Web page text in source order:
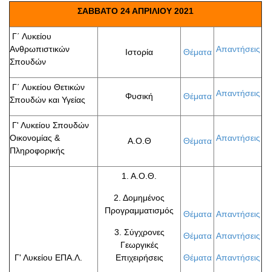
ΣΑΒΒΑΤΟ 24 ΑΠΡΙΛΙΟΥ 2021
Γ΄ Λυκείου
Ανθρωπιστικών
Σπουδών
Ιστορία Θέματα Απαντήσεις
Γ΄ Λυκείου Θετικών
Σπουδών και Υγείας
Φυσική Θέματα Απαντήσεις
Γ' Λυκείου Σπουδών
Οικονομίας &
Πληροφορικής
Α.Ο.Θ Θέματα Απαντήσεις
Γ' Λυκείου ΕΠΑ.Λ.
1. Α.Ο.Θ.
2. Δομημένος
Προγραμματισμός
3. Σύγχρονες
Γεωργικές
Επιχειρήσεις
Θέματα
Θέματα
Θέματα
Απαντήσεις
Απαντήσεις
Απαντήσεις